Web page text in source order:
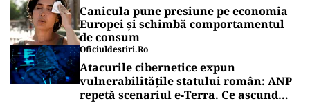
Canicula pune presiune pe economia
Europei și schimbă comportamentul
de consum
Oficiuldestiri.ro
Atacurile cibernetice expun
vulnerabilitățile statului român: ANP
repetă scenariul e‑Terra. Ce ascund